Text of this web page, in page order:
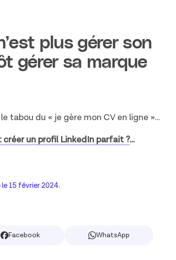
plus gérer son
gérer sa marque
tabou du « je gère mon CV en ligne »…
un profil LinkedIn parfait ?…
le 15 février 2024.
Facebook WhatsApp